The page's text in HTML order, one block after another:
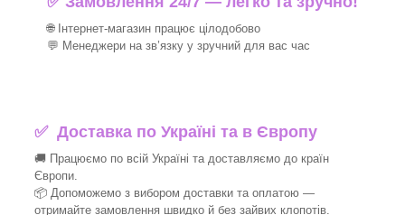
🌐 Інтернет-магазин працює цілодобово
💬 Менеджери на зв’язку у зручний для вас час
✅Доставка по Україні та в Європу
🚚 Працюємо по всій Україні та доставляємо до країн
Європи.
📦 Допоможемо з вибором доставки та оплатою —
отримайте замовлення швидко й без зайвих клопотів.